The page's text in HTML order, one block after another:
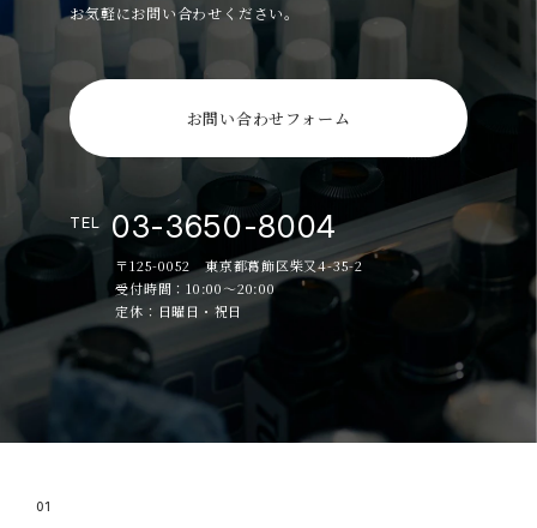
お気軽にお問い合わせください。
お問い合わせフォーム
TEL 03-3650-8004
〒125-0052 東京都葛飾区柴又4-35-2
受付時間：10:00～20:00
定休：日曜日・祝日
01